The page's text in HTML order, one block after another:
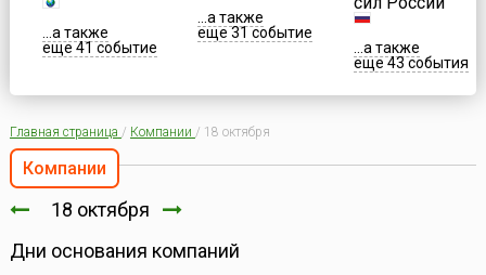
...а также
еще 41 событие
...а также
еще 31 событие
...а также
еще 43 события
Главная страница / Компании / 18 октября
Компании
18 октября
Дни основания компаний